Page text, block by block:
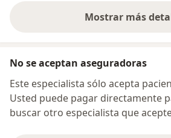
Mostrar mássobre
No se aceptan aseguradoras
Este especialista sólo acepta
Usted puede pagar directamente
buscar otro especialista que